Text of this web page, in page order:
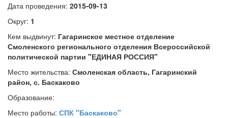
Дата проведения: 2015-09-13
Округ: 1
Кем выдвинут: Гагаринское местное отделение
Смоленского регионального отделения Всероссийской
политической партии "ЕДИНАЯ РОССИЯ"
Место жительства: Смоленская область, Гагаринский
район, с. Баскаково
Образование:
Место работы: СПК "Баскаково"